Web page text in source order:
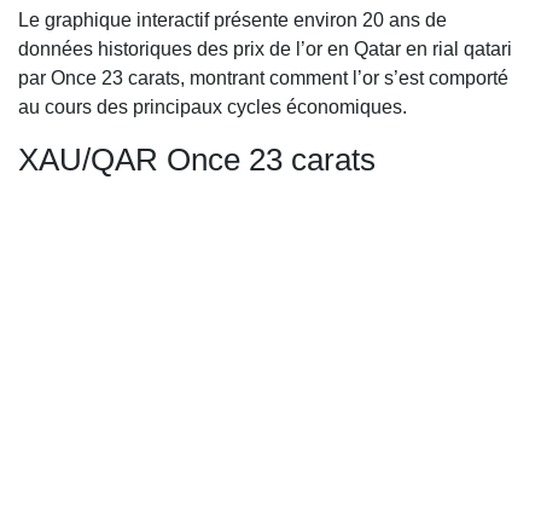
Le graphique interactif présente environ 20 ans de
données historiques des prix de l’or en Qatar en rial qatari
par Once 23 carats, montrant comment l’or s’est comporté
au cours des principaux cycles économiques.
XAU/QAR Once 23 carats